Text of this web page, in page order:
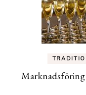
Marknadsföring